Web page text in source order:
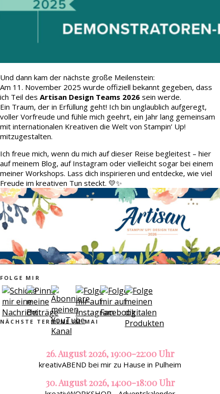
Und dann kam der nächste große Meilenstein:
Am 11. November 2025 wurde offiziell bekannt gegeben, dass
ich Teil des Artisan Design Teams 2026 sein werde.
Ein Traum, der in Erfüllung geht! Ich bin unglaublich aufgeregt,
voller Vorfreude und fühle mich geehrt, ein Jahr lang gemeinsam
mit internationalen Kreativen die Welt von Stampin’ Up!
mitzugestalten.
Ich freue mich, wenn du mich auf dieser Reise begleitest – hier
auf meinem Blog, auf Instagram oder vielleicht sogar bei einem
meiner Workshops. Lass dich inspirieren und entdecke, wie viel
Freude im kreativen Tun steckt. 💛✨
FOLGE MIR
NÄCHSTE TERMINE IM MAI
26. August 2026, 19:00-22:00 Uhr
kreativABEND bei mir zu Hause in Pulheim
30. August 2026, 14:00-18:00 Uhr